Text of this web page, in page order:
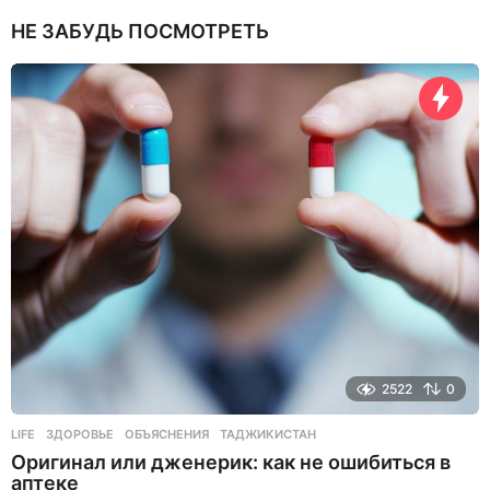
я
а
а
д
НЕ ЗАБУДЬ ПОСМОТРЕТЬ
2522 0
LIFE ЗДОРОВЬЕ ,ОБЪЯСНЕНИЯ ,ТАДЖИКИСТАН
Оригинал или дженерик: как не ошибиться в
аптеке